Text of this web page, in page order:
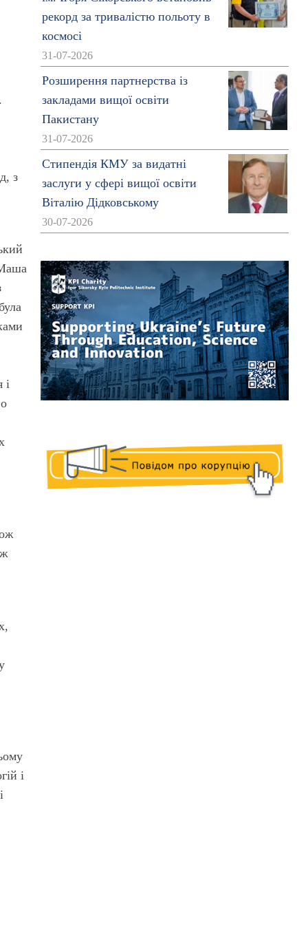
з
і
і
рекорд за тривалістю польоту в
космосі
31-07-2026
Розширення партнерства із
закладами вищої освіти
Пакистану
31-07-2026
Стипендія КМУ за видатні
заслуги у сфері вищої освіти
Віталію Дідковському
30-07-2026